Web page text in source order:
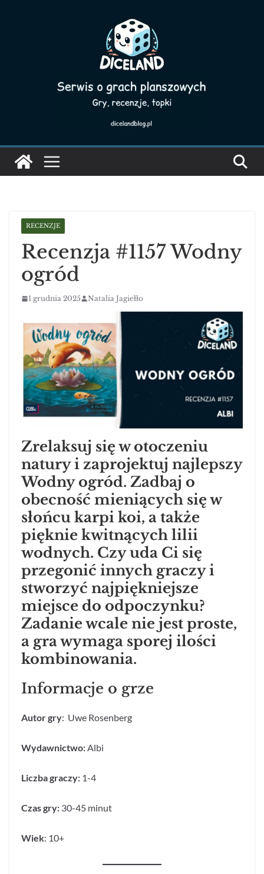
RECENZJE
Recenzja #1157 Wodny
ogród
1 grudnia 2025 Natalia Jagiełło
Zrelaksuj się w otoczeniu
natury i zaprojektuj najlepszy
Wodny ogród. Zadbaj o
obecność mieniących się w
słońcu karpi koi, a także
pięknie kwitnących lilii
wodnych. Czy uda Ci się
przegonić innych graczy i
stworzyć najpiękniejsze
miejsce do odpoczynku?
Zadanie wcale nie jest proste,
a gra wymaga sporej ilości
kombinowania.
Informacje o grze
Autor gry: Uwe Rosenberg
Wydawnictwo:Albi
Liczba graczy: 1-4
Czas gry: 30-45 minut
Wiek: 10+